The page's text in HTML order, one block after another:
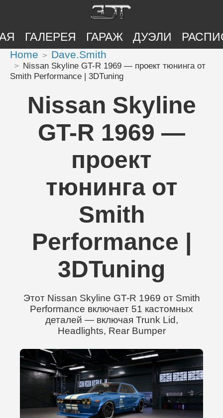
ГАЛЕРЕЯ ГАРАЖ ДУЭЛИ
Home Dave.Smith
Nissan Skyline GT-R 1969 — проект тюнинга от
Smith Performance | 3DTuning
Nissan Skyline
GT-R 1969 —
проект
тюнинга от
Smith
Performance |
3DTuning
Этот Nissan Skyline GT-R 1969 от Smith
Performance включает 51 кастомных
деталей — включая Trunk Lid,
Headlights, Rear Bumper